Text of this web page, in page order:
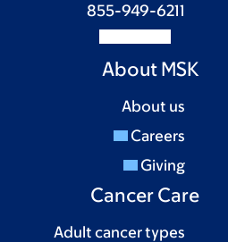
855-949-6211
About MSK
About us
Careers
Giving
Cancer Care
Adult cancer types